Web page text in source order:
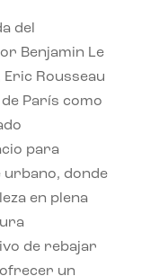
del
Benjamin Le
Rousseau
París como
para
donde
en plena
de rebajar
un